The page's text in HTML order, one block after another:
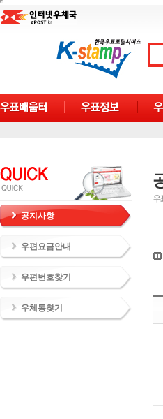
공지사항
우편요금안내
우편번호찾기
우체통찾기